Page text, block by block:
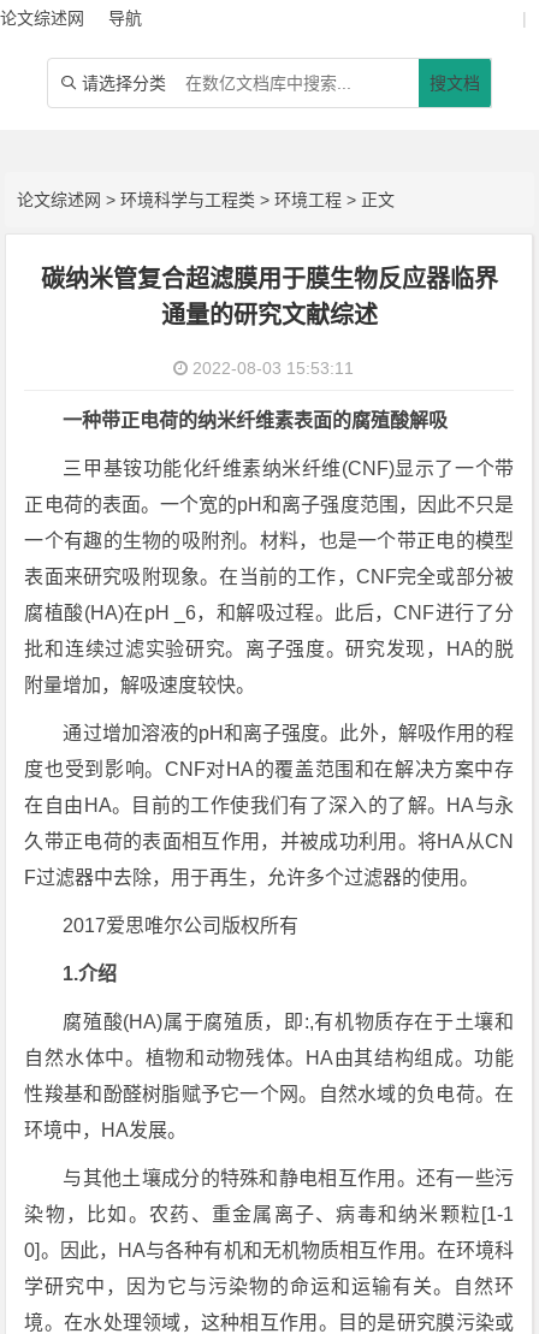
论文综述网 导航 |
 请选择分类 搜文档
论文综述网 >环境科学与工程类 >环境工程 > 正文
碳纳米管复合超滤膜用于膜生物反应器临界
通量的研究文献综述
2022-08-03 15:53:11
一种带正电荷的纳米纤维素表面的腐殖酸解吸
三甲基铵功能化纤维素纳米纤维(CNF)显示了一个带
正电荷的表面。一个宽的pH和离子强度范围，因此不只是
一个有趣的生物的吸附剂。材料，也是一个带正电的模型
表面来研究吸附现象。在当前的工作，CNF完全或部分被
腐植酸(HA)在pH _6，和解吸过程。此后，CNF进行了分
批和连续过滤实验研究。离子强度。研究发现，HA的脱
附量增加，解吸速度较快。
通过增加溶液的pH和离子强度。此外，解吸作用的程
度也受到影响。CNF对HA的覆盖范围和在解决方案中存
在自由HA。目前的工作使我们有了深入的了解。HA与永
久带正电荷的表面相互作用，并被成功利用。将HA从CN
F过滤器中去除，用于再生，允许多个过滤器的使用。
2017爱思唯尔公司版权所有
1.介绍
腐殖酸(HA)属于腐殖质，即:,有机物质存在于土壤和
自然水体中。植物和动物残体。HA由其结构组成。功能
性羧基和酚醛树脂赋予它一个网。自然水域的负电荷。在
环境中，HA发展。
与其他土壤成分的特殊和静电相互作用。还有一些污
染物，比如。农药、重金属离子、病毒和纳米颗粒[1-1
0]。因此，HA与各种有机和无机物质相互作用。在环境科
学研究中，因为它与污染物的命运和运输有关。自然环
境。在水处理领域，这种相互作用。目的是研究膜污染或